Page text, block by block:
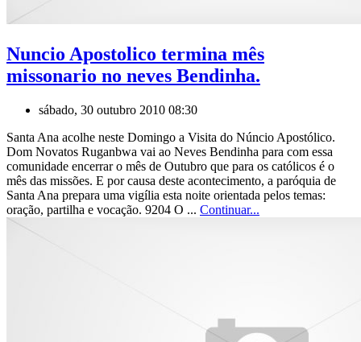
Nuncio Apostolico termina mês
missonario no neves Bendinha.
sábado, 30 outubro 2010 08:30
Santa Ana acolhe neste Domingo a Visita do Núncio Apostólico.
Dom Novatos Ruganbwa vai ao Neves Bendinha para com essa
comunidade encerrar o mês de Outubro que para os católicos é o
mês das missões. E por causa deste acontecimento, a paróquia de
Santa Ana prepara uma vigília esta noite orientada pelos temas:
oração, partilha e vocação. 9204 O ... Continuar...